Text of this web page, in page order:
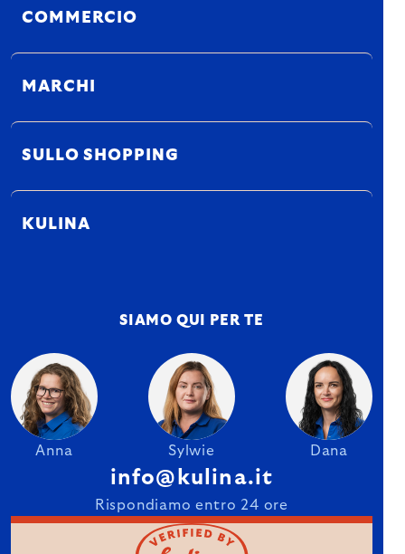
COMMERCIO
MARCHI
SULLO SHOPPING
KULINA
SIAMO QUI PER TE
Anna Sylwie Dana
info@kulina.it
Rispondiamo entro 24 ore